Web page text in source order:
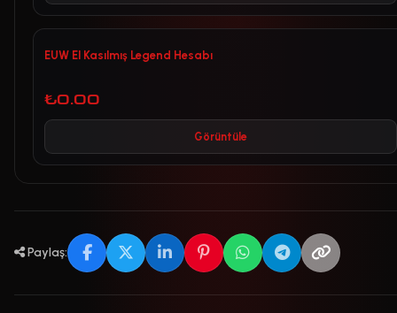
EUW El Kasılmış Legend Hesabı
₺0.00
Görüntüle
Paylaş: